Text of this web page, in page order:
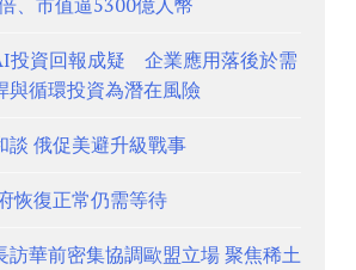
投資回報成疑 企業應用落後於需
循環投資為潛在風險
談 俄促美避升級戰事
恢復正常仍需等待
訪華前密集協調歐盟立場 聚焦稀土